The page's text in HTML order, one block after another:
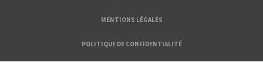
MENTIONS LÉGALES
POLITIQUE DE CONFIDENTIALITÉ